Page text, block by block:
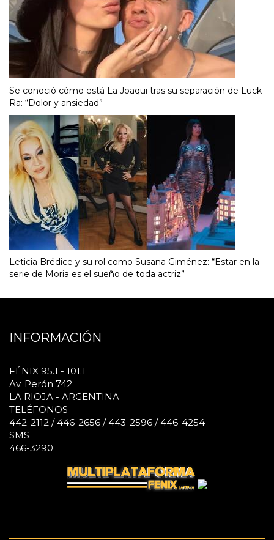
Se conoció cómo está La Joaqui tras su separación de Luck
Ra: “Dolor y ansiedad”
Leticia Brédice y su rol como Susana Giménez: “Estar en la
serie de Moria es el sueño de toda actriz”
INFORMACIÓN
FÉNIX 95.1 - 101.1
Av. Perón 742
LA RIOJA - ARGENTINA
TELÉFONOS
442-2112 / 446-2656 / 443-2596 / 446-4254
SMS
466-3290